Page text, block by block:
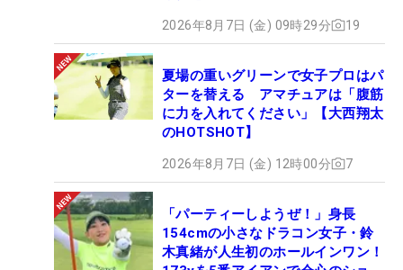
2026年8月7日 (金) 09時29分 19
夏場の重いグリーンで女子プロはパ
ターを替える アマチュアは「腹筋
に力を入れてください」【大西翔太
のHOTSHOT】
2026年8月7日 (金) 12時00分 7
「パーティーしようぜ！」身長
154cmの小さなドラコン女子・鈴
木真緒が人生初のホールインワン！